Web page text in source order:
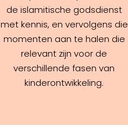
de islamitische godsdienst
met kennis, en vervolgens die
momenten aan te halen die
relevant zijn voor de
verschillende fasen van
kinderontwikkeling.